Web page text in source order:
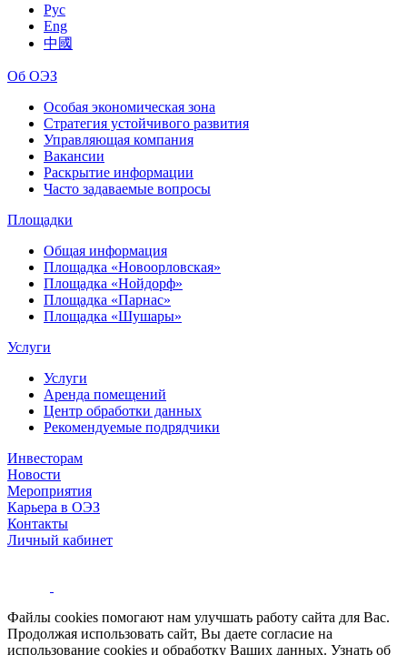
Рус
Eng
中國
Об ОЭЗ
Особая экономическая зона
Стратегия устойчивого развития
Управляющая компания
Вакансии
Раскрытие информации
Часто задаваемые вопросы
Площадки
Общая информация
Площадка «Новоорловская»
Площадка «Нойдорф»
Площадка «Парнас»
Площадка «Шушары»
Услуги
Услуги
Аренда помещений
Центр обработки данных
Рекомендуемые подрядчики
Инвесторам
Новости
Мероприятия
Карьера в ОЭЗ
Контакты
Личный кабинет
Файлы cookies помогают нам улучшать работу сайта для Вас.
Продолжая использовать сайт, Вы даете согласие на
использование cookies и обработку Ваших данных. Узнать об